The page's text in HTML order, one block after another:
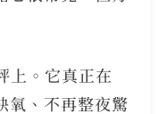
上。它真正在
氧、不再整夜驚